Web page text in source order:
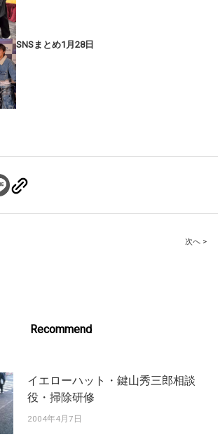
SNSまとめ1月28日
次へ >
Recommend
イエローハット・鍵山秀三郎相談
役・掃除研修
2004年4月7日